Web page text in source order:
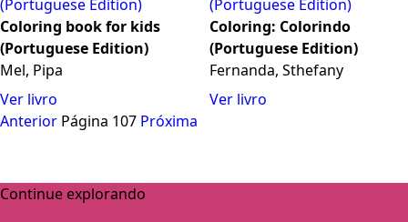
Coloring book for kids
(Portuguese Edition)
Mel, Pipa
Ver livro
Coloring: Colorindo
(Portuguese Edition)
Fernanda, Sthefany
Ver livro
Anterior Página 107 Próxima
Continue explorando